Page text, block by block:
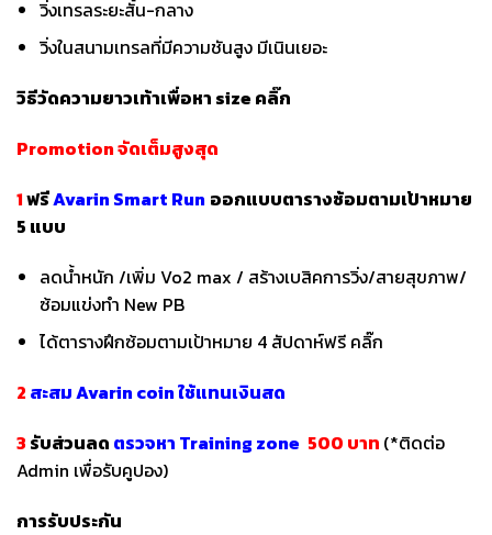
วิ่งเทรลระยะสั้น-กลาง
วิ่งในสนามเทรลที่มีความชันสูง มีเนินเยอะ
วิธีวัดความยาวเท้าเพื่อหา size คลิ๊ก
Promotion จัดเต็มสูงสุด
1ฟรีAvarin Smart Run ออกแบบตารางซ้อมตามเป้าหมาย
5 แบบ
ลดน้ำหนัก /เพิ่ม Vo2 max / สร้างเบสิคการวิ่ง/สายสุขภาพ/
ซ้อมแข่งทำ New PB
ได้ตารางฝึกซ้อมตามเป้าหมาย 4 สัปดาห์ฟรี คลิ๊ก
2 สะสม Avarin coin ใช้แทนเงินสด
3 รับส่วนลด ตรวจหา Training zone 500 บาท (*ติดต่อ
Admin เพื่อรับคูปอง)
การรับประกัน